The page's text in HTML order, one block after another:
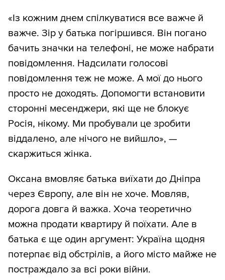
«Із кожним днем спілкуватися все важче й
важче. Зір у батька погіршився. Він погано
бачить значки на телефоні, не може набрати
повідомлення. Надсилати голосові
повідомлення теж не може. А мої до нього
просто не доходять. Допомогти встановити
сторонні месенджери, які ще не блокує
Росія, нікому. Ми пробували це зробити
віддалено, але нічого не вийшло», —
скаржиться жінка.
Оксана вмовляє батька виїхати до Дніпра
через Європу, але він не хоче. Мовляв,
дорога довга й важка. Хоча теоретично
можна продати квартиру й поїхати. Але в
батька є ще один аргумент: Україна щодня
потерпає від обстрілів, а його місто майже не
постраждало за всі роки війни.